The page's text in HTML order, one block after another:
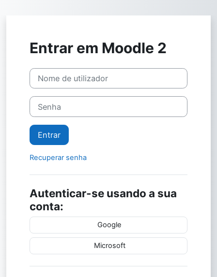
Entrar em Moodle 2
Nome de utilizador
Senha
Entrar
Recuperar senha
Autenticar-se usando a sua
conta:
Google
Microsoft